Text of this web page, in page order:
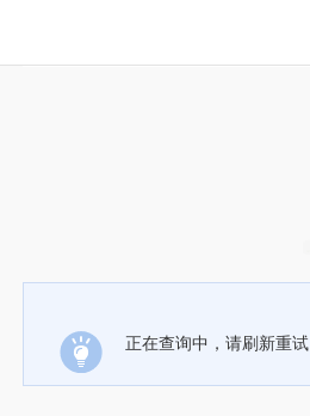
正在查询中，请刷新重试